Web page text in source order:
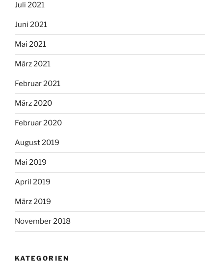
Juli 2021
Juni 2021
Mai 2021
März 2021
Februar 2021
März 2020
Februar 2020
August 2019
Mai 2019
April 2019
März 2019
November 2018
KATEGORIEN